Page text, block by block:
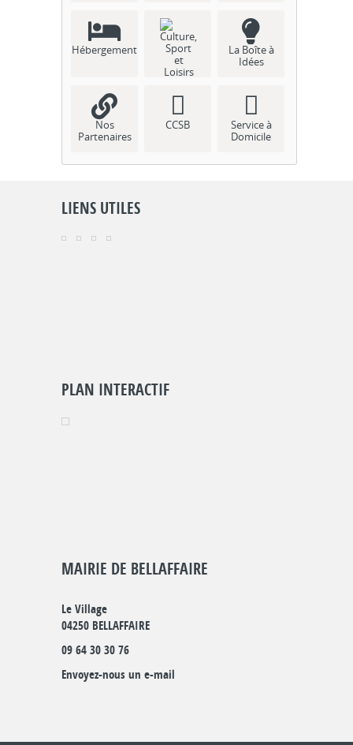
Hébergement
et Loisirs
La Boîte à
Idées
Nos
Partenaires
CCSB
Service à
Domicile
LIENS UTILES
PLAN INTERACTIF
MAIRIE DE BELLAFFAIRE
Le Village
04250 BELLAFFAIRE
09 64 30 30 76
Envoyez-nous un e-mail